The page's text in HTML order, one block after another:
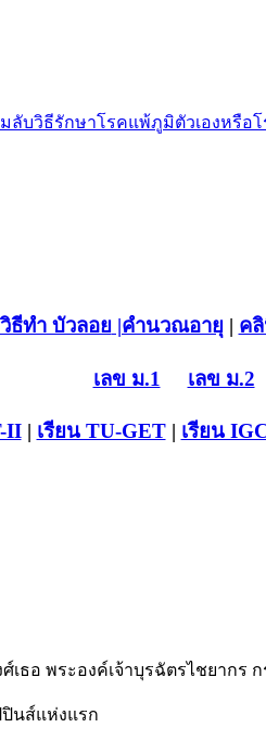
วิธีทำ บัวลอย |คำนวณอายุ | ค
เลข ม.1 เลข ม.2
II| เรียน TU-GET| เรียน
ศ์เธอ พระองค์เจ้าบุรฉัตรไชยาก
นส์แห่งแรก